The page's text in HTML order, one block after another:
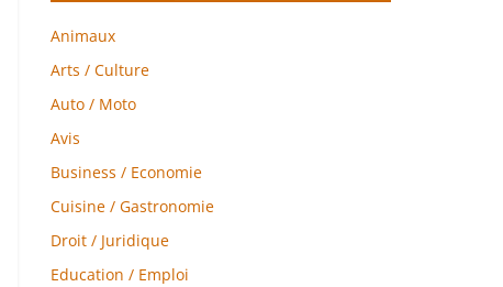
Animaux
Arts / Culture
Auto / Moto
Avis
Business / Economie
Cuisine / Gastronomie
Droit / Juridique
Education / Emploi